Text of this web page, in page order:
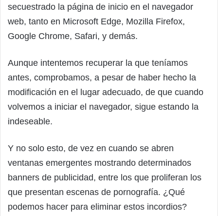
secuestrado la página de inicio en el navegador
web, tanto en Microsoft Edge, Mozilla Firefox,
Google Chrome, Safari, y demás.
Aunque intentemos recuperar la que teníamos
antes, comprobamos, a pesar de haber hecho la
modificación en el lugar adecuado, de que cuando
volvemos a iniciar el navegador, sigue estando la
indeseable.
Y no solo esto, de vez en cuando se abren
ventanas emergentes mostrando determinados
banners de publicidad, entre los que proliferan los
que presentan escenas de pornografía. ¿Qué
podemos hacer para eliminar estos incordios?